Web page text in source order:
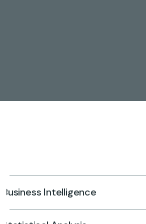
Business Intelligence